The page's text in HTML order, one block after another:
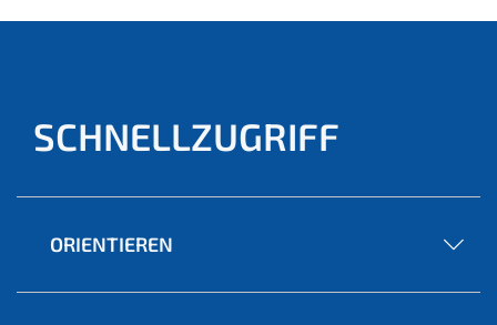
SCHNELLZUGRIFF
ORIENTIEREN